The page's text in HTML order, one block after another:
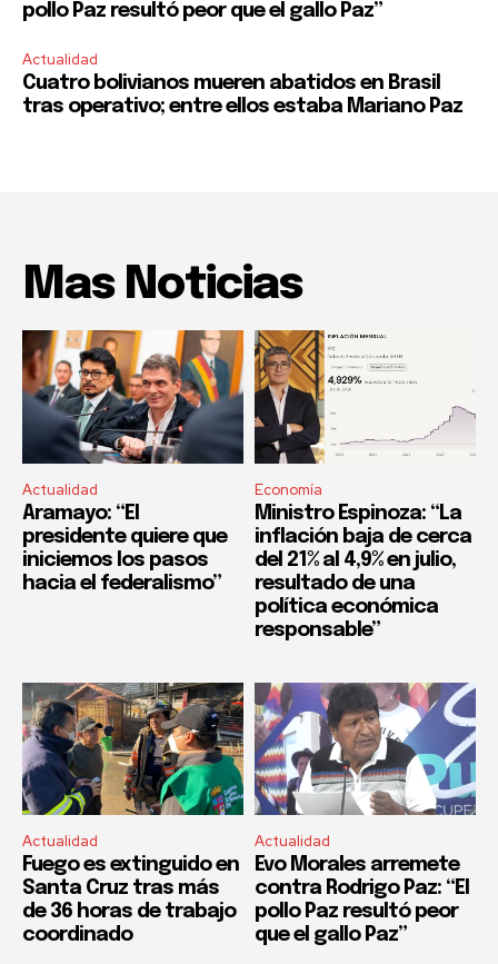
pollo Paz resultó peor que el gallo Paz”
Actualidad
Cuatro bolivianos mueren abatidos en Brasil
tras operativo; entre ellos estaba Mariano Paz
Mas Noticias
Actualidad
Aramayo: “El
presidente quiere que
iniciemos los pasos
hacia el federalismo”
Economía
Ministro Espinoza: “La
inflación baja de cerca
del 21% al 4,9% en julio,
resultado de una
política económica
responsable”
Actualidad
Fuego es extinguido en
Santa Cruz tras más
de 36 horas de trabajo
coordinado
Actualidad
Evo Morales arremete
contra Rodrigo Paz: “El
pollo Paz resultó peor
que el gallo Paz”